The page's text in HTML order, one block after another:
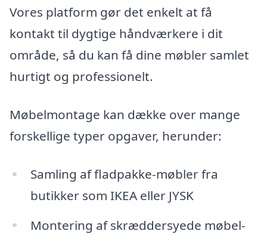
Vores platform gør det enkelt at få
kontakt til dygtige håndværkere i dit
område, så du kan få dine møbler samlet
hurtigt og professionelt.
Møbelmontage kan dække over mange
forskellige typer opgaver, herunder:
Samling af fladpakke-møbler fra
butikker som IKEA eller JYSK
Montering af skræddersyede møbel-